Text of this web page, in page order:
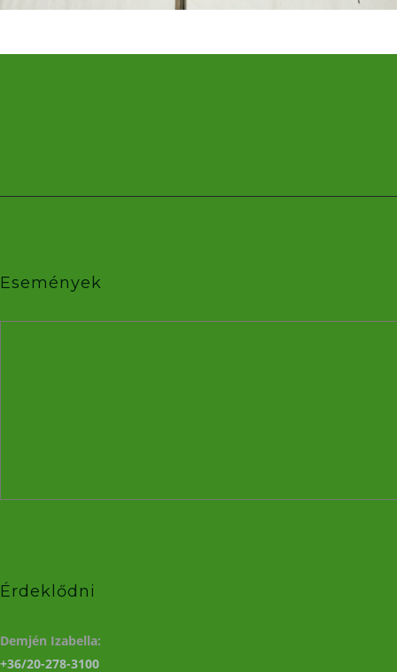
Események
Érdeklődni
Demjén Izabella:
+36/20-278-3100